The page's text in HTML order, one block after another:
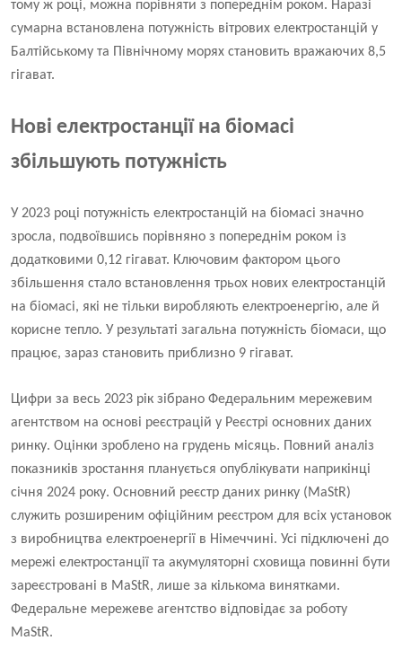
тому ж році, можна порівняти з попереднім роком. Наразі
сумарна встановлена ​​потужність вітрових електростанцій у
Балтійському та Північному морях становить вражаючих 8,5
гігават.
Нові електростанції на біомасі
збільшують потужність
У 2023 році потужність електростанцій на біомасі значно
зросла, подвоївшись порівняно з попереднім роком із
додатковими 0,12 гігават. Ключовим фактором цього
збільшення стало встановлення трьох нових електростанцій
на біомасі, які не тільки виробляють електроенергію, але й
корисне тепло. У результаті загальна потужність біомаси, що
працює, зараз становить приблизно 9 гігават.
Цифри за весь 2023 рік зібрано Федеральним мережевим
агентством на основі реєстрацій у Реєстрі основних даних
ринку. Оцінки зроблено на грудень місяць. Повний аналіз
показників зростання планується опублікувати наприкінці
січня 2024 року. Основний реєстр даних ринку (MaStR)
служить розширеним офіційним реєстром для всіх установок
з виробництва електроенергії в Німеччині. Усі підключені до
мережі електростанції та акумуляторні сховища повинні бути
зареєстровані в MaStR, лише за кількома винятками.
Федеральне мережеве агентство відповідає за роботу
MaStR.